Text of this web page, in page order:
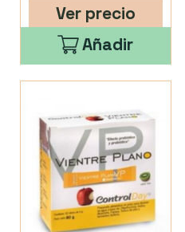
Ver precio
Añadir